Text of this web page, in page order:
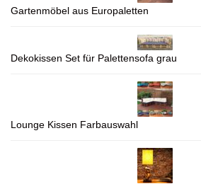
Gartenmöbel aus Europaletten
Dekokissen Set für Palettensofa grau
Lounge Kissen Farbauswahl